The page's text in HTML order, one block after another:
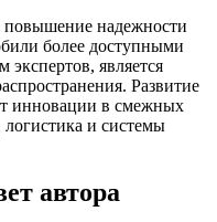
повышение надежности
более доступными
экспертов, является
Развитие
инновации в смежных
логистика и системы
автора